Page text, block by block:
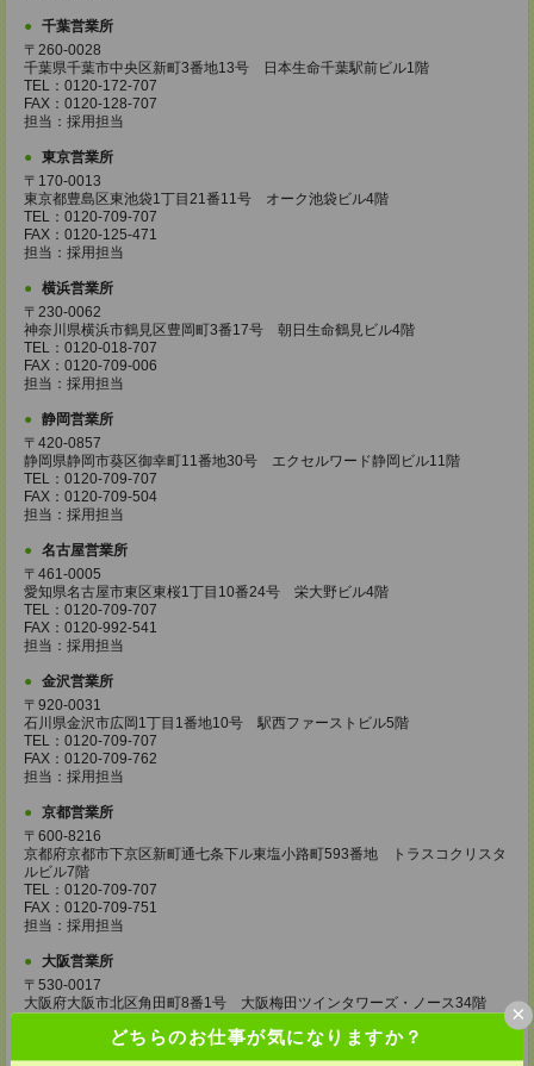
どちらのお仕事が気になりますか？
×
千葉営業所
〒260-0028
千葉県千葉市中央区新町3番地13号 日本生命千葉駅前ビル1階
TEL：0120-172-707
FAX：0120-128-707
担当：採用担当
東京営業所
〒170-0013
東京都豊島区東池袋1丁目21番11号 オーク池袋ビル4階
TEL：0120-709-707
FAX：0120-125-471
担当：採用担当
横浜営業所
〒230-0062
神奈川県横浜市鶴見区豊岡町3番17号 朝日生命鶴見ビル4階
TEL：0120-018-707
FAX：0120-709-006
担当：採用担当
静岡営業所
〒420-0857
静岡県静岡市葵区御幸町11番地30号 エクセルワード静岡ビル11階
TEL：0120-709-707
FAX：0120-709-504
担当：採用担当
名古屋営業所
〒461-0005
愛知県名古屋市東区東桜1丁目10番24号 栄大野ビル4階
TEL：0120-709-707
FAX：0120-992-541
担当：採用担当
金沢営業所
〒920-0031
石川県金沢市広岡1丁目1番地10号 駅西ファーストビル5階
TEL：0120-709-707
FAX：0120-709-762
担当：採用担当
京都営業所
〒600-8216
京都府京都市下京区新町通七条下ル東塩小路町593番地 トラスコクリスタ
ルビル7階
TEL：0120-709-707
FAX：0120-709-751
担当：採用担当
大阪営業所
〒530-0017
大阪府大阪市北区角田町8番1号 大阪梅田ツインタワーズ・ノース34階
FAX：0120-992-568
担当：採用担当